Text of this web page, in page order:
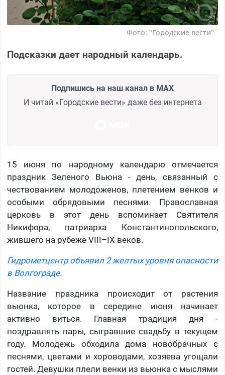
Фото: "Городские вести"
Подсказки дает народный календарь.
Подпишись на наш канал в MAX
И читай «Городские вести» даже без интернета
15 июня по народному календарю отмечается
праздник Зеленого Вьюна - день, связанный с
чествованием молодоженов, плетением венков и
особыми обрядовыми песнями. Православная
церковь в этот день вспоминает Святителя
Никифора, патриарха Константинопольского,
жившего на рубеже VIII–IX веков.
Гидрометцентр объявил 2 желтых уровня опасности
в Волгограде.
Название праздника происходит от растения
вьюнка, которое в середине июня начинает
активно виться. Главная традиция дня -
поздравлять пары, сыгравшие свадьбу в текущем
году. Молодежь обходила дома новобрачных с
песнями, цветами и хороводами, хозяева угощали
гостей. Девушки плели венки из вьюнка с мыслями